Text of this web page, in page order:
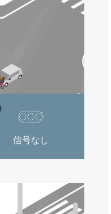
信号なし